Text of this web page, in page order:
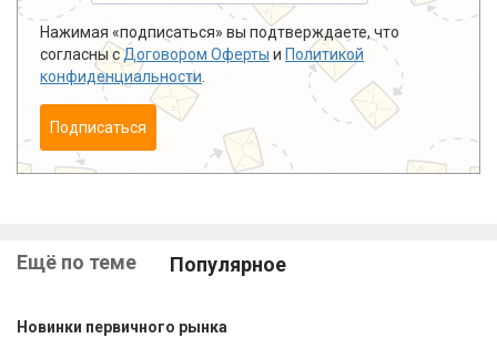
Нажимая «подписаться» вы подтверждаете, что
согласны сДоговором Оферты и Политикой
конфиденциальности
Подписаться
Ещё по теме Популярное
Новинки первичного рынка